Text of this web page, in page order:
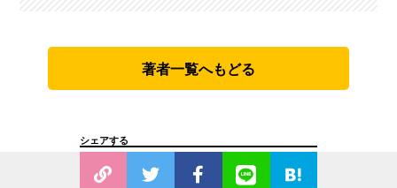
著者一覧へもどる
シェアする